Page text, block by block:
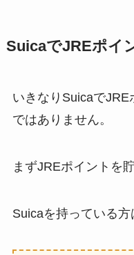
SuicaでJREポイ
いきなりSuicaでJRE
ではありません。
まずJREポイントを
Suicaを持っている方